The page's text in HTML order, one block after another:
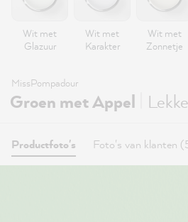
Wit met
Glazuur
Wit met
Karakter
Wit met
Zonnetje
MissPompadour
Groen met Appel
Productfoto's Foto's van klanten